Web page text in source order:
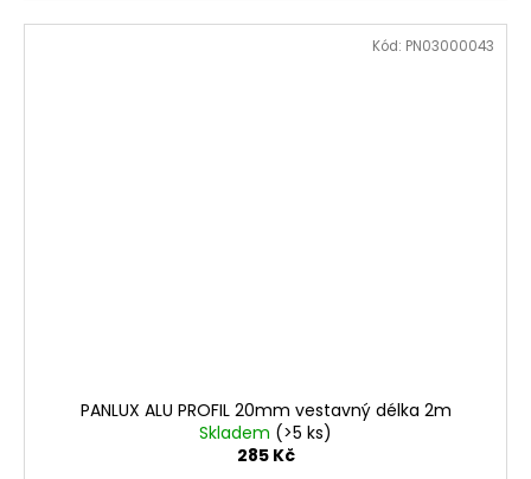
PANLUX ALU PROFIL 20mm vestavný délka 2m
Skladem (>5 ks)
285 Kč
Kód: PN03000043